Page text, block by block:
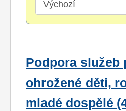
Podpora služeb
ohrožené děti,
mladé dospělé